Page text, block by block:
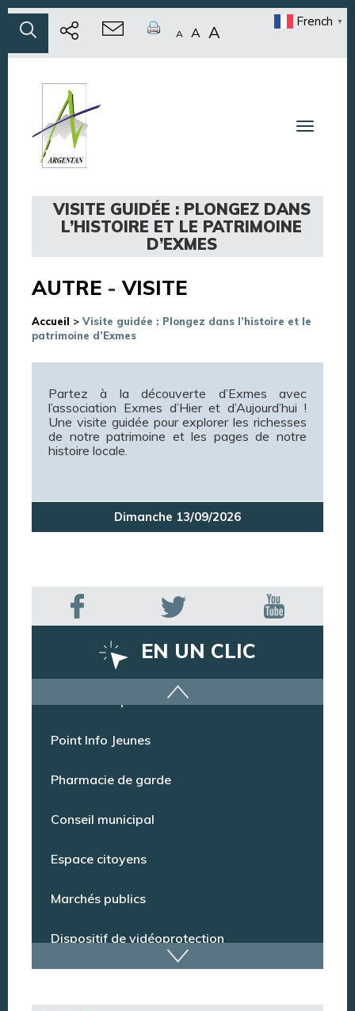
A A A
French ▼
Toggle
VISITE GUIDÉE : PLONGEZ DANS
L’HISTOIRE ET LE PATRIMOINE
D’EXMES
AUTRE -VISITE
Accueil > Visite guidée : Plongez dans l’histoire et le
patrimoine d’Exmes
Partez à la découverte d’Exmes avec
l’association Exmes d’Hier et d’Aujourd’hui !
Une visite guidée pour explorer les richesses
de notre patrimoine et les pages de notre
histoire locale.
Dimanche 13/09/2026
EN UN CLIC
Dispositif de vidéoprotection
Annuaire des services